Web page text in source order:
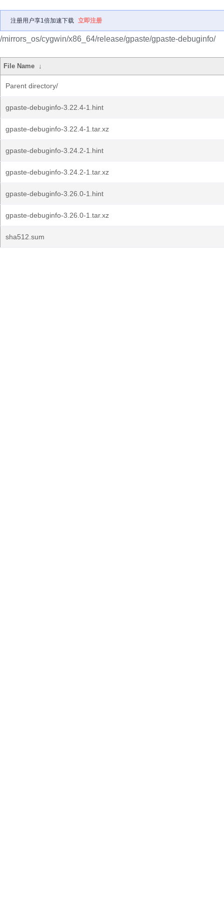
注册用户享1倍加速下载 立即注册
/mirrors_os/cygwin/x86_64/release/gpaste/gpaste-debuginfo/
File Name ↓
Parent directory/
gpaste-debuginfo-3.22.4-1.hint
gpaste-debuginfo-3.22.4-1.tar.xz
gpaste-debuginfo-3.24.2-1.hint
gpaste-debuginfo-3.24.2-1.tar.xz
gpaste-debuginfo-3.26.0-1.hint
gpaste-debuginfo-3.26.0-1.tar.xz
sha512.sum